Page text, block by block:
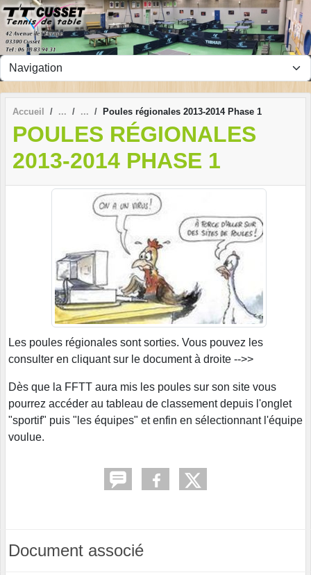
Accueil Poules régionales 2013-2014 Phase 1
POULES RÉGIONALES
2013-2014 PHASE 1
Les poules régionales sont sorties. Vous pouvez les
consulter en cliquant sur le document à droite -->>
Dès que la FFTT aura mis les poules sur son site vous
pourrez accéder au tableau de classement depuis l'onglet
"sportif" puis "les équipes" et enfin en sélectionnant l'équipe
voulue.
Document associé
Panneau de gestion des cookies